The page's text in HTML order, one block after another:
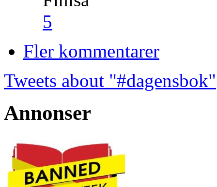
5
Fler kommentarer
Tweets about "#dagensbok"
Annonser